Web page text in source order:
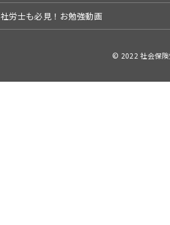
社労士も必見！お勉強動画
© 2022 社会保